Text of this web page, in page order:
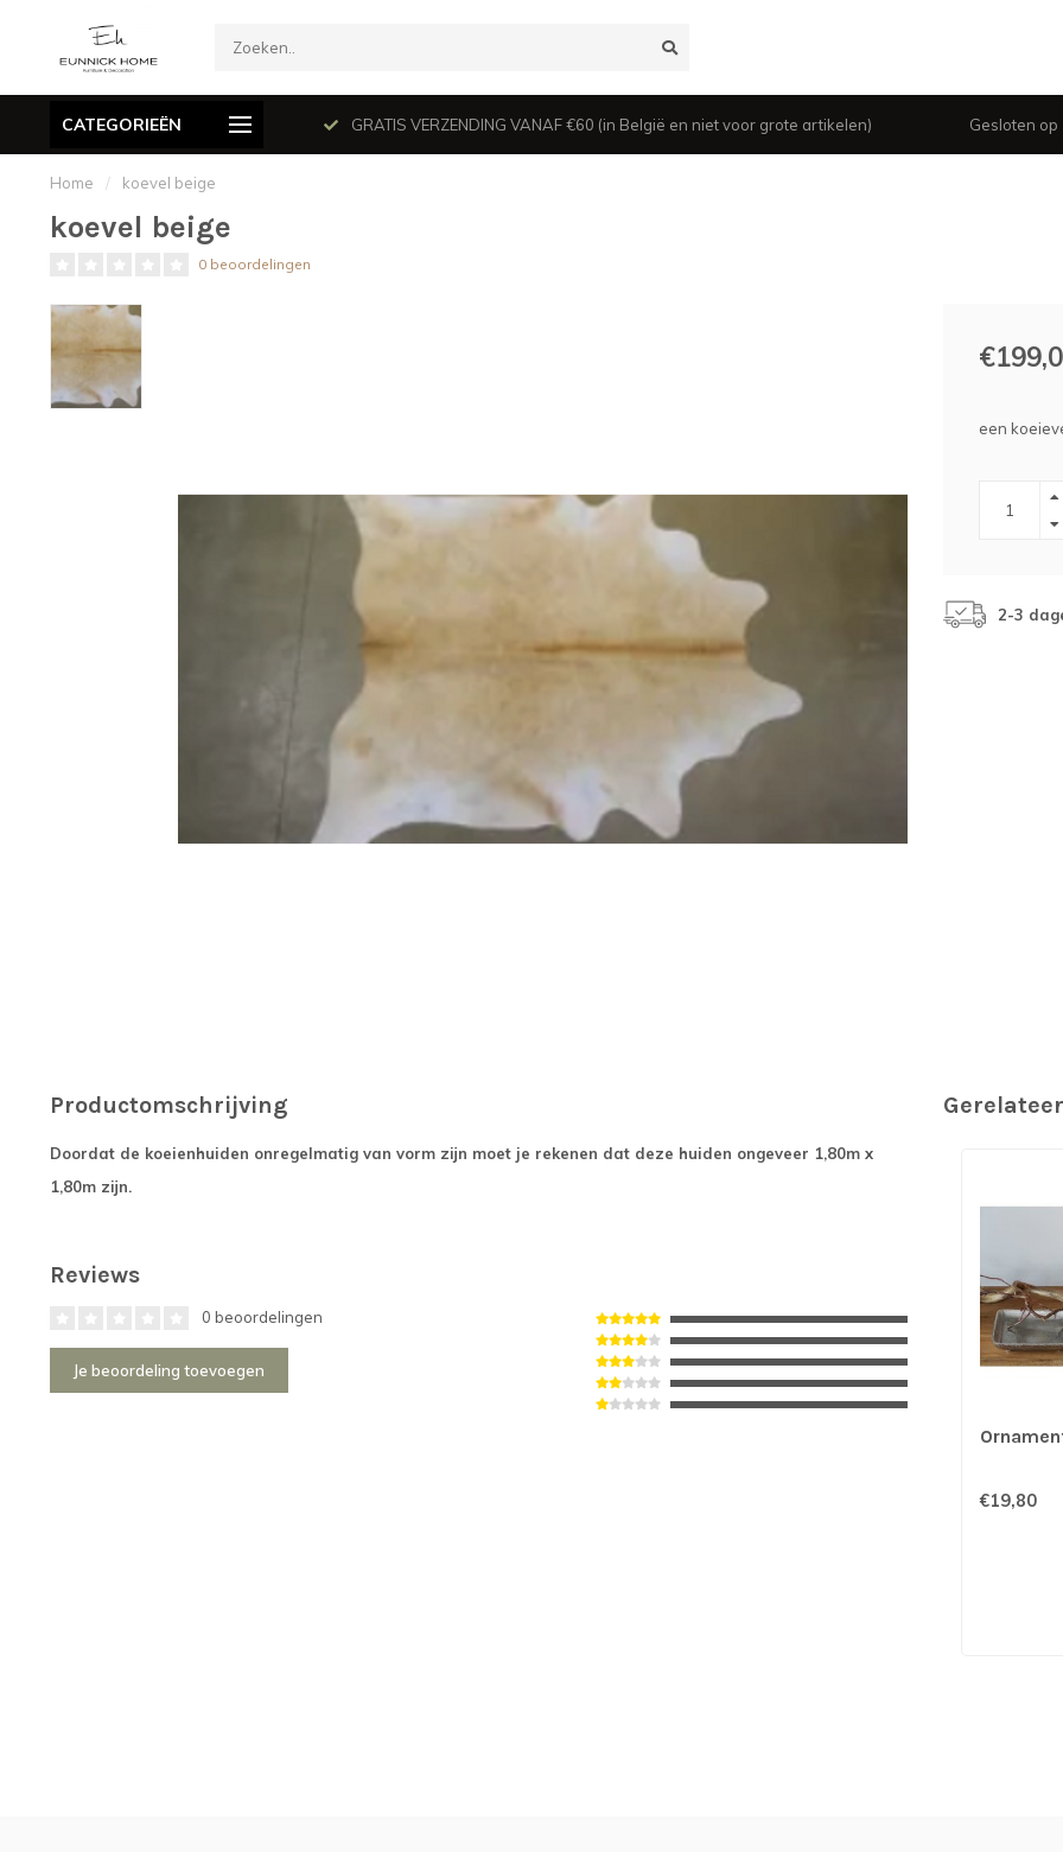
CATEGORIEËN
le dimanche en juillet et août. GRATIS VERZENDING VANAF €60 (in België en niet voor grote artikelen) Gesloten op
Home / koevel beige
koevel beige
0 beoordelingen
een
2-3
Productomschrijving
Doordat de koeienhuiden onregelmatig van vorm zijn moet je rekenen dat deze huiden ongeveer 1,80m x
1,80m zijn.
Reviews
0 beoordelingen
Je beoordeling toevoegen
€19,80